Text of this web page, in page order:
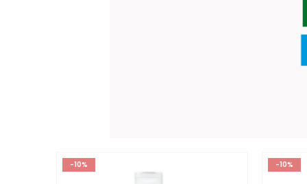
-10% -10%